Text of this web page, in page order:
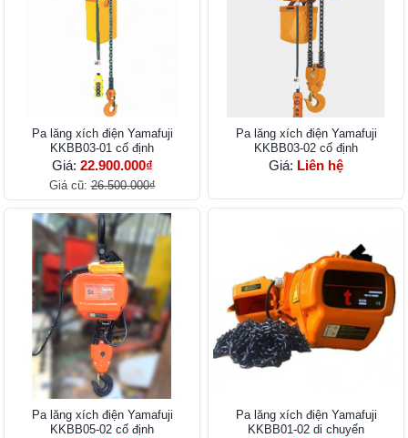
Pa lăng xích điện Yamafuji
KKBB03-01 cố định
Giá: 22.900.000₫
Giá cũ:26.500.000₫
Pa lăng xích điện Yamafuji
KKBB03-02 cố định
Giá: Liên hệ
Pa lăng xích điện Yamafuji
KKBB05-02 cố định
Pa lăng xích điện Yamafuji
KKBB01-02 di chuyển